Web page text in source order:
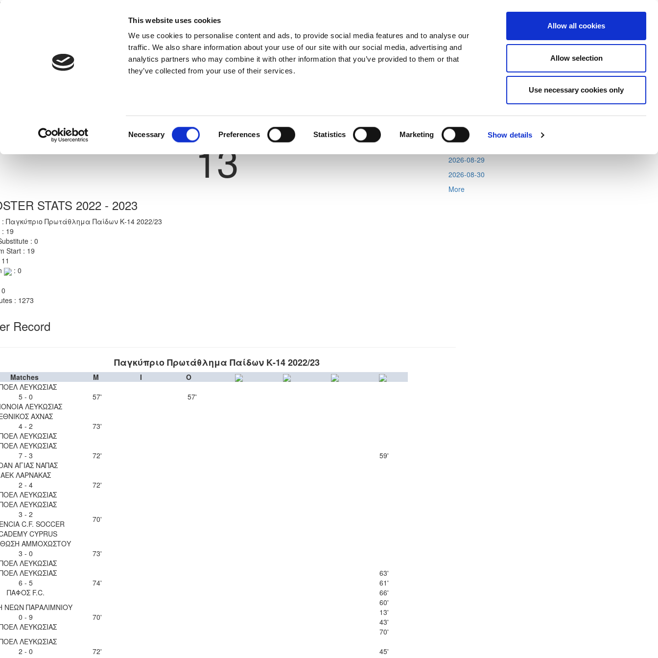
This website uses cookies
We use cookies to personalise content and ads, to provide social media features and to analyse our
traffic. We also share information about your use of our site with our social media, advertising and
analytics partners who may combine it with other information that you’ve provided to them or that
they’ve collected from your use of their services.
Necessary Preferences Statistics Marketing Show details
Allow all cookies
Allow selection
Use necessary cookies only
Competitions
Next
Shirt Number
13
STATS 2022 - 2023
: Παγκύπριο Πρωτάθλημα Παίδων Κ-14 2022/23
: 19
: 0
Start : 19
: 0
: 1273
Record
Παγκύπριο Πρωτάθλημα Παίδων Κ-14 2022/23
Matches M I
O
ΛΕΥΚΩΣΙΑΣ
5 - 0
ΛΕΥΚΩΣΙΑΣ
57'
57'
ΑΧΝΑΣ
4 - 2
ΛΕΥΚΩΣΙΑΣ
73'
ΛΕΥΚΩΣΙΑΣ
7 - 3
ΑΓΙΑΣ ΝΑΠΑΣ
72'
59'
ΑΕΚ ΛΑΡΝΑΚΑΣ
2 - 4
ΛΕΥΚΩΣΙΑΣ
72'
ΛΕΥΚΩΣΙΑΣ
3 - 2
C.F. SOCCER
CYPRUS
70'
ΑΜΜΟΧΩΣΤΟΥ
3 - 0
ΛΕΥΚΩΣΙΑΣ
73'
ΛΕΥΚΩΣΙΑΣ
6 - 5
ΠΑΦΟΣ F.C.
74'
63'
61'
66'
ΝΕΩΝ ΠΑΡΑΛΙΜΝΙΟΥ
0 - 9
ΛΕΥΚΩΣΙΑΣ
70'
60'
13'
43'
70'
ΛΕΥΚΩΣΙΑΣ
2 - 0
72'
45'
Tweets by CyprusFA
2026-08-11
2026-08-12
2026-08-13
2026-08-29
2026-08-30
More